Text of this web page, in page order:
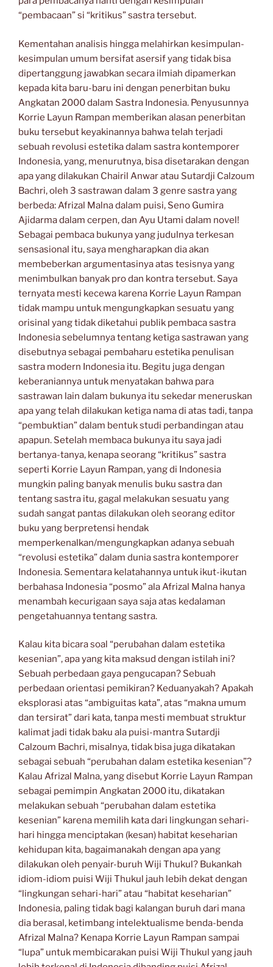
“pembacaan” si “kritikus” sastra tersebut.
Kementahan analisis hingga melahirkan kesimpulan-
kesimpulan umum bersifat asersif yang tidak bisa
dipertanggung jawabkan secara ilmiah dipamerkan
kepada kita baru-baru ini dengan penerbitan buku
Angkatan 2000 dalam Sastra Indonesia. Penyusunnya
Korrie Layun Rampan memberikan alasan penerbitan
buku tersebut keyakinannya bahwa telah terjadi
sebuah revolusi estetika dalam sastra kontemporer
Indonesia, yang, menurutnya, bisa disetarakan dengan
apa yang dilakukan Chairil Anwar atau Sutardji Calzoum
Bachri, oleh 3 sastrawan dalam 3 genre sastra yang
berbeda: Afrizal Malna dalam puisi, Seno Gumira
Ajidarma dalam cerpen, dan Ayu Utami dalam novel!
Sebagai pembaca bukunya yang judulnya terkesan
sensasional itu, saya mengharapkan dia akan
membeberkan argumentasinya atas tesisnya yang
menimbulkan banyak pro dan kontra tersebut. Saya
ternyata mesti kecewa karena Korrie Layun Rampan
tidak mampu untuk mengungkapkan sesuatu yang
orisinal yang tidak diketahui publik pembaca sastra
Indonesia sebelumnya tentang ketiga sastrawan yang
disebutnya sebagai pembaharu estetika penulisan
sastra modern Indonesia itu. Begitu juga dengan
keberaniannya untuk menyatakan bahwa para
sastrawan lain dalam bukunya itu sekedar meneruskan
apa yang telah dilakukan ketiga nama di atas tadi, tanpa
“pembuktian” dalam bentuk studi perbandingan atau
apapun. Setelah membaca bukunya itu saya jadi
bertanya-tanya, kenapa seorang “kritikus” sastra
seperti Korrie Layun Rampan, yang di Indonesia
mungkin paling banyak menulis buku sastra dan
tentang sastra itu, gagal melakukan sesuatu yang
sudah sangat pantas dilakukan oleh seorang editor
buku yang berpretensi hendak
memperkenalkan/mengungkapkan adanya sebuah
“revolusi estetika” dalam dunia sastra kontemporer
Indonesia. Sementara kelatahannya untuk ikut-ikutan
berbahasa Indonesia “posmo” ala Afrizal Malna hanya
menambah kecurigaan saya saja atas kedalaman
pengetahuannya tentang sastra.
Kalau kita bicara soal “perubahan dalam estetika
kesenian”, apa yang kita maksud dengan istilah ini?
Sebuah perbedaan gaya pengucapan? Sebuah
perbedaan orientasi pemikiran? Keduanyakah? Apakah
eksplorasi atas “ambiguitas kata”, atas “makna umum
dan tersirat” dari kata, tanpa mesti membuat struktur
kalimat jadi tidak baku ala puisi-mantra Sutardji
Calzoum Bachri, misalnya, tidak bisa juga dikatakan
sebagai sebuah “perubahan dalam estetika kesenian”?
Kalau Afrizal Malna, yang disebut Korrie Layun Rampan
sebagai pemimpin Angkatan 2000 itu, dikatakan
melakukan sebuah “perubahan dalam estetika
kesenian” karena memilih kata dari lingkungan sehari-
hari hingga menciptakan (kesan) habitat keseharian
kehidupan kita, bagaimanakah dengan apa yang
dilakukan oleh penyair-buruh Wiji Thukul? Bukankah
idiom-idiom puisi Wiji Thukul jauh lebih dekat dengan
“lingkungan sehari-hari” atau “habitat keseharian”
Indonesia, paling tidak bagi kalangan buruh dari mana
dia berasal, ketimbang intelektualisme benda-benda
Afrizal Malna? Kenapa Korrie Layun Rampan sampai
“lupa” untuk membicarakan puisi Wiji Thukul yang jauh